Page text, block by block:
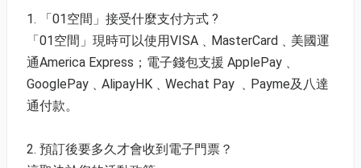
✅使用日期：2026年8月3日 至 2026年9月3日
平日午市優惠 | 星期一至五 12:00-14:00 | 每日限量8套
120分鐘自助餐價錢：$124/ 位 (原價: $248)
10套
1. 「01空間」接受什麼支付方式 ?
「01空間」現時可以使用VISA﹑MasterCard﹑美國運
通America Express；電子錢包支援 ApplePay﹑
GooglePay﹑AlipayHK﹑Wechat Pay ﹑Payme及八達
通付款。
2. 預訂後要多久才會收到電子門票？